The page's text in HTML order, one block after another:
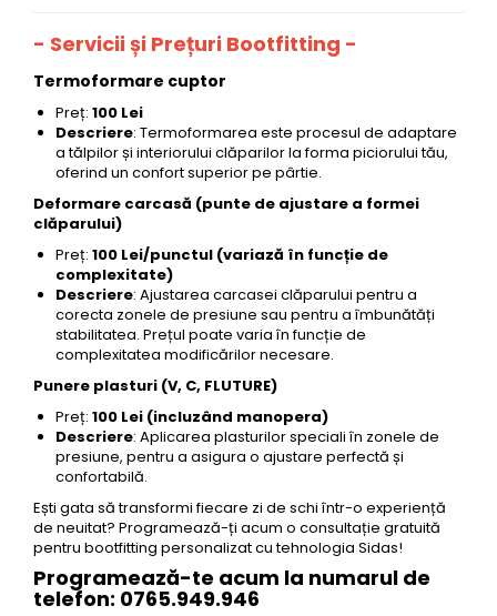
- Servicii și Prețuri Bootfitting -
Termoformare cuptor
Preț: 100 Lei
Descriere: Termoformarea este procesul de adaptare
a tălpilor și interiorului clăparilor la forma piciorului tău,
oferind un confort superior pe pârtie.
Deformare carcasă (punte de ajustare a formei
clăparului)
Preț: 100 Lei/punctul (variază în funcție de
complexitate)
Descriere: Ajustarea carcasei clăparului pentru a
corecta zonele de presiune sau pentru a îmbunătăți
stabilitatea. Prețul poate varia în funcție de
complexitatea modificărilor necesare.
Punere plasturi (V, C, FLUTURE)
Preț: 100 Lei (incluzând manopera)
Descriere: Aplicarea plasturilor speciali în zonele de
presiune, pentru a asigura o ajustare perfectă și
confortabilă.
Ești gata să transformi fiecare zi de schi într-o experiență
de neuitat? Programează-ți acum o consultație gratuită
pentru bootfitting personalizat cu tehnologia Sidas!
Programează-te acum la numarul de
telefon: 0765.949.946